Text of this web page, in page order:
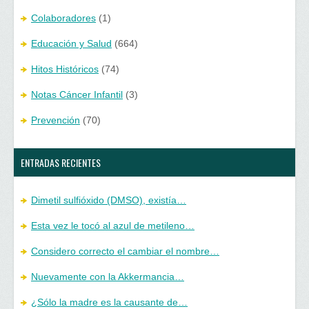
Colaboradores (1)
Educación y Salud (664)
Hitos Históricos (74)
Notas Cáncer Infantil (3)
Prevención (70)
ENTRADAS RECIENTES
Dimetil sulfióxido (DMSO), existía…
Esta vez le tocó al azul de metileno…
Considero correcto el cambiar el nombre…
Nuevamente con la Akkermancia…
¿Sólo la madre es la causante de…